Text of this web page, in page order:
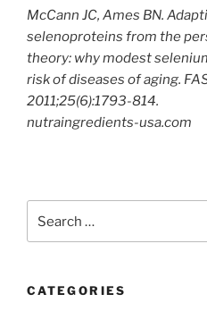
McCann JC, Ames BN.
selenoproteins from the
theory: why modest
risk of diseases of aging.
2011;25(6):1793-814.
nutraingredients-usa.com
for:
CATEGORIES